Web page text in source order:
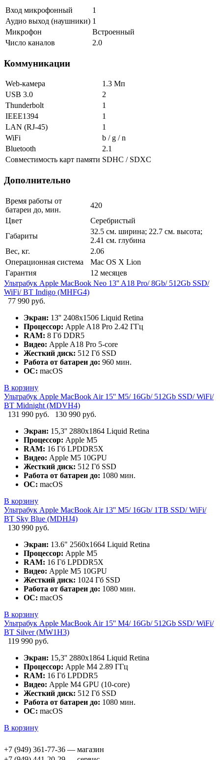
Вход микрофонный
1
Аудио выход (наушники) 1
Микрофон
Встроенный
Число каналов
2.0
Коммуникации
Web-камера
1.3 Мп
USB 3.0
2
Thunderbolt
1
IEEE1394
1
LAN (RJ-45)
1
WiFi
b / g / n
Bluetooth
2.1
Совместимость карт памяти SDHC / SDXC
Дополнительно
Время работы от
батареи до, мин.
420
Цвет
Серебристый
Габариты
32.5 см. ширина; 22.7 см. высота;
2.41 см. глубина
Вес, кг.
2.06
Операционная система
Mac OS X Lion
Гарантия
12 месяцев
Ультрабук Apple MacBook Neo 13'' A18 Pro/ 8Gb/ 512Gb SSD/
WiFi/ BT Indigo (MHFG4)
77 990 руб.
Экран: 13'' 2408x1506 Liquid Retina
Процессор: Apple A18 Pro 2.42 ГГц
RAM: 8 Гб DDR5
Видео: Apple A18 Pro 5-core
Жесткий диск: 512 Гб SSD
Работа от батареи до: 960 мин.
ОС: macOS
В корзину
Ультрабук Apple MacBook Air 15'' M5/ 16Gb/ 512Gb SSD/ WiFi/
BT Midnight (MDVH4)
131 990 руб.
130 990 руб.
Экран: 15,3'' 2880x1864 Liquid Retina
Процессор: Apple M5
RAM: 16 Гб LPDDR5X
Видео: Apple M5 10GPU
Жесткий диск: 512 Гб SSD
Работа от батареи до: 1080 мин.
ОС: macOS
В корзину
Ультрабук Apple MacBook Air 13'' M5/ 16Gb/ 1TB SSD/ WiFi/
BT Sky Blue (MDHJ4)
130 990 руб.
Экран: 13.6" 2560x1664 Liquid Retina
Процессор: Apple M5
RAM: 16 Гб LPDDR5X
Видео: Apple M5 10GPU
Жесткий диск: 1024 Гб SSD
Работа от батареи до: 1080 мин.
ОС: macOS
В корзину
Ультрабук Apple MacBook Air 15'' M4/ 16Gb/ 512Gb SSD/ WiFi/
BT Silver (MW1H3)
119 990 руб.
Экран: 15,3'' 2880x1864 Liquid Retina
Процессор: Apple M4 2.89 ГГц
RAM: 16 Гб LPDDR5
Видео: Apple M4 GPU (10-core)
Жесткий диск: 512 Гб SSD
Работа от батареи до: 1080 мин.
ОС: macOS
В корзину
+7 (949) 361-77-36 — магазин